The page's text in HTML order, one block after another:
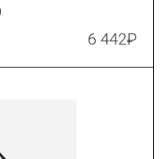
6 442₽